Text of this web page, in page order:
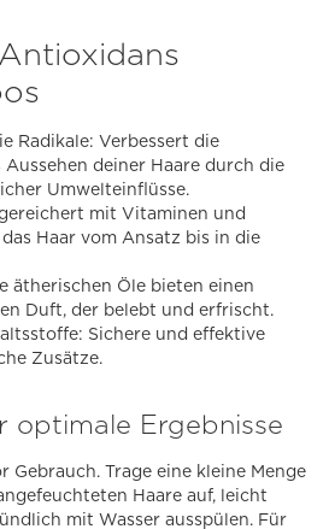
Radikale: Verbessert die
Aussehen deiner Haare durch die
Umwelteinflüsse.
mit Vitaminen und
Haar vom Ansatz bis in die
ätherischen Öle bieten einen
Duft, der belebt und erfrischt.
Sichere und effektive
Zusätze.
optimale Ergebnisse
Gebrauch. Trage eine kleine Menge
Haare auf, leicht
mit Wasser ausspülen. Für